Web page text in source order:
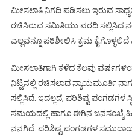
ಮೀಸಲಾತಿ ನಿಗದಿ ಪಡಿಸಲು ಇರುವ
ರಚಿಸಿರುವ ಸಮಿತಿಯು ವರದಿ ಸಲ್ಲಿಸಿದ
ಎಲ್ಲವನ್ನೂ ಪರಿಶೀಲಿಸಿ ಕ್ರಮ
ಮೀಸಲಾತಿಗಾಗಿ ಕಳೆದ ಕೆಲವು
ನಿಟ್ಟಿನಲ್ಲಿ ರಚಿಸಲಾದ ನ್ಯಾಯಮೂರ್ತಿ
ಸಲ್ಲಿಸಿದೆ. ಇದಲ್ಲದೆ, ಪರಿಶಿಷ್ಟ ಪಂಗಡಗಳ
ಸಮಯದಲ್ಲಿ ಹಾಗೂ ಈಗಿನ ಜನಸಂಖ್ಯೆ
ನನಗಿದೆ. ಪರಿಶಿಷ್ಟ ಪಂಗಡಗಳ